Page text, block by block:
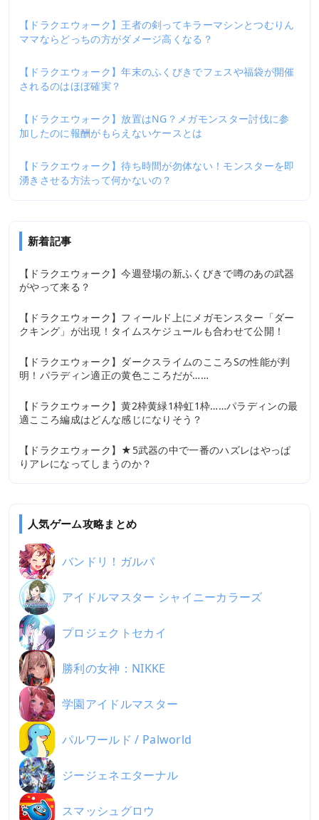
2
【ドラクエウォーク】王者の剣ってキラーマシンとつむりん
ママならどっちの方がダメージ高くなる？
3
【ドラクエウォーク】年末のふくびきでフェスや福袋が開催
されるのはほぼ確実？
4
【ドラクエウォーク】放置はNG？メガモンスター討伐に参
加したのに報酬がもらえないケースとは
5
【ドラクエウォーク】待ち時間が勿体ない！モンスターを即
湧きさせる方法って何かないの？
新着記事
【ドラクエウォーク】今週登場の新ふくびきで噂のあの武器
がやって来る？
【ドラクエウォーク】フィールド上にメガモンスター「ダー
クキング」が出現！タイムスケジュールも合わせて公開！
2020.05.27
【ドラクエウォーク】ダークスライムのこころSの性能が判
明！パラディン適正の黄色こころだが……
【ドラクエウォーク】黄2枠黄緑1枠虹1枠……パラディンの最
適こころ編成はどんな感じになりそう？
【ドラクエウォーク】★5武器の中で一番のハズレはやっぱ
りアレになってしまうのか？
人気ゲーム攻略まとめ
バンドリ！ガルパ
アイドルマスター シャイニーカラーズ
プロジェクトセカイ
勝利の女神：NIKKE
学園アイドルマスター
パルワールド / Palworld
ジージェネエターナル
スマッシュグロウ